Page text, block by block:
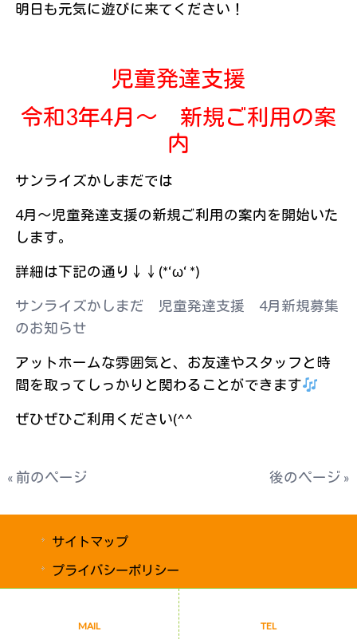
明日も元気に遊びに来てください！
児童発達支援
令和3年4月～ 新規ご利用の案
内
サンライズかしまだでは
4月～児童発達支援の新規ご利用の案内を開始いた
します。
詳細は下記の通り↓↓(*‘ω‘ *)
サンライズかしまだ 児童発達支援 4月新規募集
のお知らせ
アットホームな雰囲気と、お友達やスタッフと時
間を取ってしっかりと関わることができます
ぜひぜひご利用ください(^^
« 前のページ 後のページ »
サイトマップ
プライバシーポリシー
Copyright © 2026 サンライズ かしまだ All rights Reserved.
MAIL TEL